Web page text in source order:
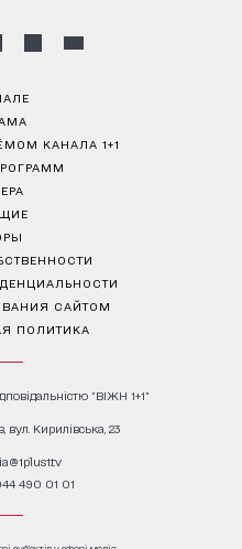
КАНАЛА 1+1
САЙТОМ
ПОЛИТИКА
"ВІЖН 1+1"
вул. Кирилівська, 23
490 01 01